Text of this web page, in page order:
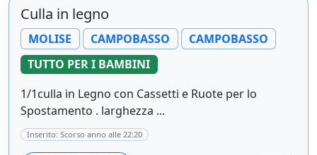
Culla in legno
MOLISE CAMPOBASSO
CAMPOBASSO
TUTTO PER I BAMBINI
1/1culla in Legno con Cassetti e Ruote per lo
Spostamento . larghezza ...
Inserito: Scorso anno alle 22:20